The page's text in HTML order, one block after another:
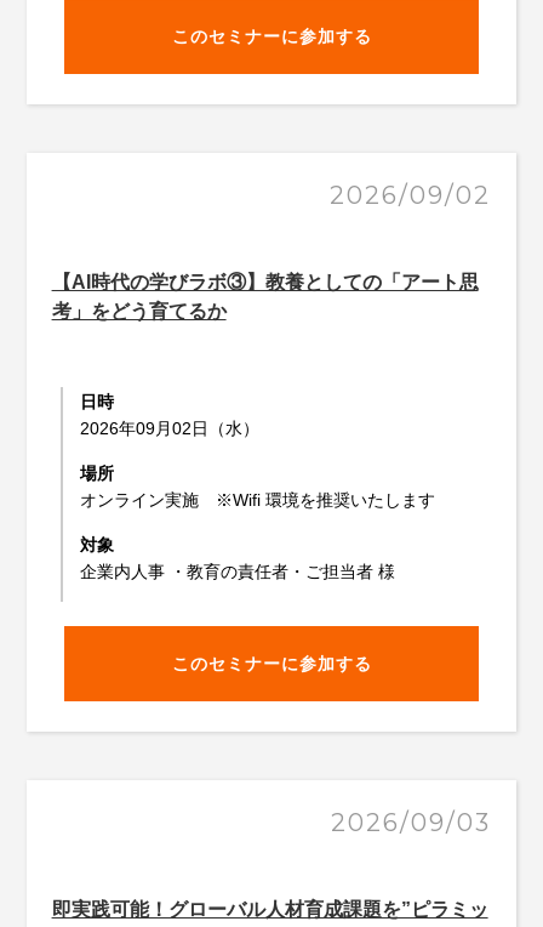
このセミナーに参加する
2026/09/02
【AI時代の学びラボ③】教養としての「アート思
考」をどう育てるか
日時
2026年09月02日（水）
場所
オンライン実施 ※Wifi 環境を推奨いたします
対象
企業内人事 ・教育の責任者・ご担当者 様
このセミナーに参加する
2026/09/03
即実践可能！グローバル人材育成課題を”ピラミッ